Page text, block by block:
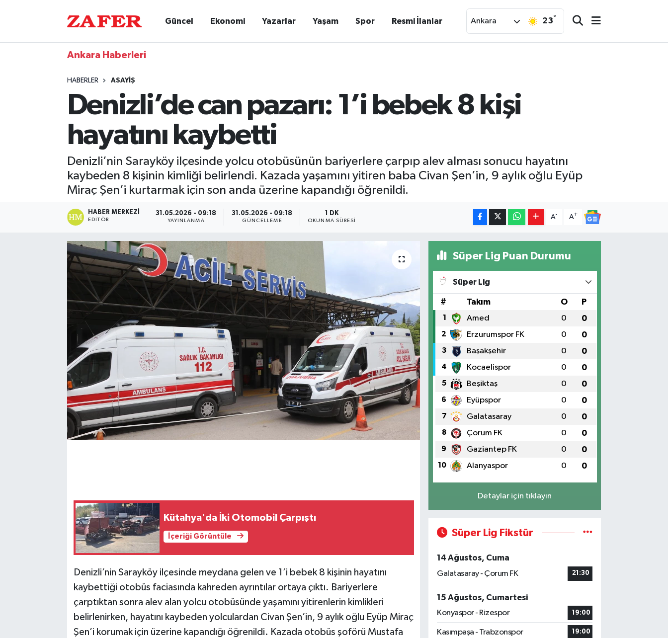
Güncel Ekonomi Yazarlar Yaşam Spor Resmi İlanlar Ankara 23°
Ankara Haberleri
HABERLER ASAYIŞ
Denizli’de can pazarı: 1’i bebek 8 kişi
hayatını kaybetti
Denizli’nin Sarayköy ilçesinde yolcu otobüsünün bariyerlere çarpıp alev alması sonucu hayatını
kaybeden 8 kişinin kimliği belirlendi. Kazada yaşamını yitiren baba Civan Şen’in, 9 aylık oğlu Eyüp
Miraç Şen’i kurtarmak için son anda üzerine kapandığı öğrenildi.
HABER MERKEZI
EDITÖR
31.05.2026 - 09:18
YAYINLANMA
31.05.2026 - 09:18
GÜNCELLEME
1 DK
OKUNMA SÜRESI
A- A+
Kütahya'da İki Otomobil Çarpıştı
İçeriği Görüntüle
Denizli’nin Sarayköy ilçesinde meydana gelen ve 1’i bebek 8 kişinin hayatını
kaybettiği otobüs faciasında kahreden ayrıntılar ortaya çıktı. Bariyerlere
çarptıktan sonra alev alan yolcu otobüsünde yaşamını yitirenlerin kimlikleri
belirlenirken, hayatını kaybeden yolculardan Civan Şen’in, 9 aylık oğlu Eyüp Miraç
Şen’i korumak için üzerine kapandığı öğrenildi. Kazada otobüs şoförü Mustafa
Süper Lig Puan Durumu
Süper Lig
# Takım O P
1 Amed 0 0
2 Erzurumspor FK 0 0
3 Başakşehir 0 0
4 Kocaelispor 0 0
5 Beşiktaş 0 0
6 Eyüpspor 0 0
7 Galatasaray 0 0
8 Çorum FK 0 0
9 Gaziantep FK 0 0
10 Alanyaspor 0 0
Detaylar için tıklayın
Süper Lig Fikstür
14 Ağustos, Cuma
Galatasaray - Çorum FK
21:30
15 Ağustos, Cumartesi
Konyaspor - Rizespor
19:00
Kasımpaşa - Trabzonspor 19:00